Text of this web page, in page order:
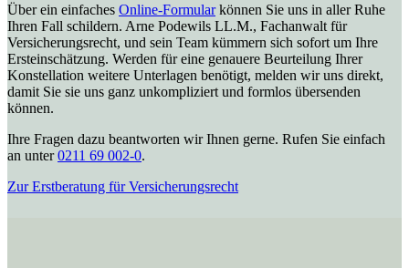
Über ein einfaches Online-Formularkönnen Sie uns in aller Ruhe
Ihren Fall schildern. Arne Podewils LL.M., Fachanwalt für
Versicherungsrecht, und sein Team kümmern sich sofort um Ihre
Ersteinschätzung. Werden für eine genauere Beurteilung Ihrer
Konstellation weitere Unterlagen benötigt, melden wir uns direkt,
damit Sie sie uns ganz unkompliziert und formlos übersenden
können.
Ihre Fragen dazu beantworten wir Ihnen gerne. Rufen Sie einfach
an unter0211 69 002-0.
Zur Erstberatung für Versicherungsrecht